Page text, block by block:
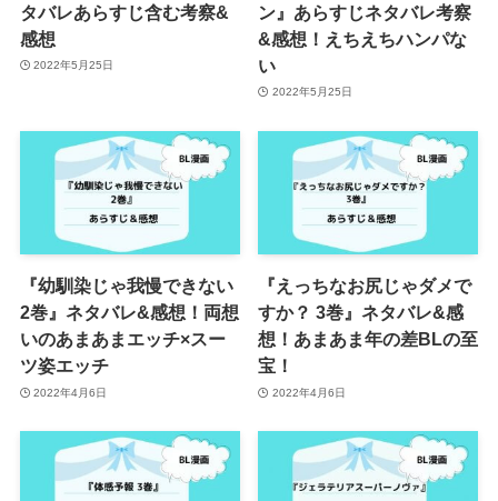
タバレあらすじ含む考察&
感想
2022年5月25日
ン』あらすじネタバレ考察
&感想！えちえちハンパな
い
2022年5月25日
『幼馴染じゃ我慢できない
2巻』ネタバレ&感想！両想
いのあまあまエッチ×スー
ツ姿エッチ
2022年4月6日
『えっちなお尻じゃダメで
すか？ 3巻』ネタバレ&感
想！あまあま年の差BLの至
宝！
2022年4月6日